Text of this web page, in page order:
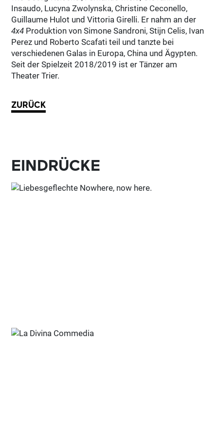
Insaudo, Lucyna Zwolynska, Christine Ceconello,
Guillaume Hulot und Vittoria Girelli. Er nahm an der
4x4 Produktion von Simone Sandroni, Stijn Celis, Ivan
Perez und Roberto Scafati teil und tanzte bei
verschiedenen Galas in Europa, China und Ägypten.
Seit der Spielzeit 2018/2019 ist er Tänzer am
Theater Trier.
ZURÜCK
EINDRÜCKE